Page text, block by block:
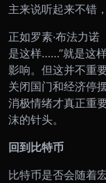
主来说听起来不错
正如罗素·布法力
是这样……”就是这
影响。但这并不重
关闭国门和经济停
消极情绪才真正重
沫的针头。
回到比特币
比特币是否会随着